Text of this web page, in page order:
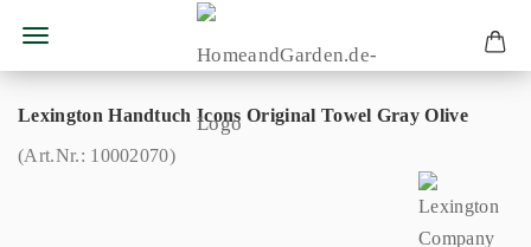
Lexington Handtuch Icons Original Towel Gray Olive
(Art.Nr.: 10002070)